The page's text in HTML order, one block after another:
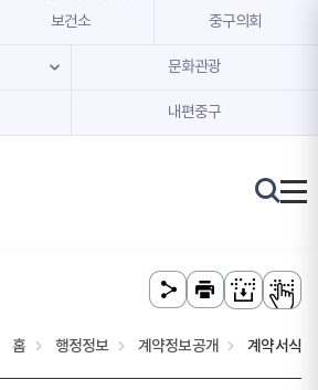
본문 내용 바로가기
주메뉴 바로가기
보건소 중구의회
문화관광
내편중구
홈 행정정보 계약정보공개 계약서식